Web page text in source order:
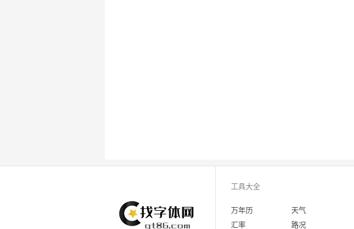
工具大全
万年历
天气
汇率
路况